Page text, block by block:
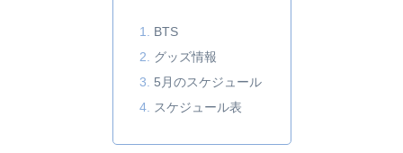
BTS
グッズ情報
5月のスケジュール
スケジュール表